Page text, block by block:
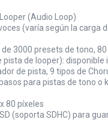
(Audio Loop)
(varía según la carga
3000 presets de tono,
de looper):
de pista, 9 tipos de
para pistas de tono o
80 píxeles
(soporta SDHC) para